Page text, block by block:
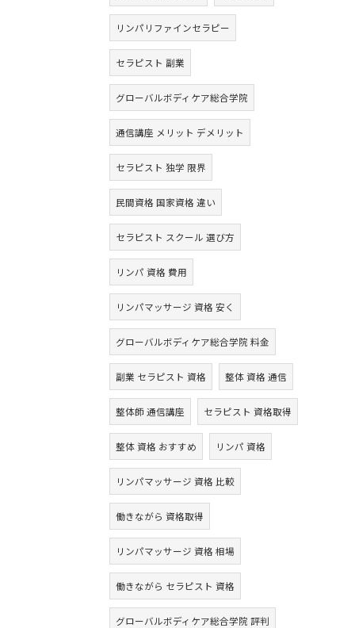
リンパリファインセラピー
セラピスト 副業
グローバルボディケア総合学院
通信講座 メリット デメリット
セラピスト 独学 限界
民間資格 国家資格 違い
セラピスト スクール 選び方
リンパ 資格 費用
リンパマッサージ 資格 安く
グローバルボディケア総合学院 料金
副業 セラピスト 資格 整体 資格 通信
整体師 通信講座 セラピスト 資格取得
整体 資格 おすすめ リンパ 資格
リンパマッサージ 資格 比較
働きながら 資格取得
リンパマッサージ 資格 相場
働きながら セラピスト 資格
グローバルボディケア総合学院 評判